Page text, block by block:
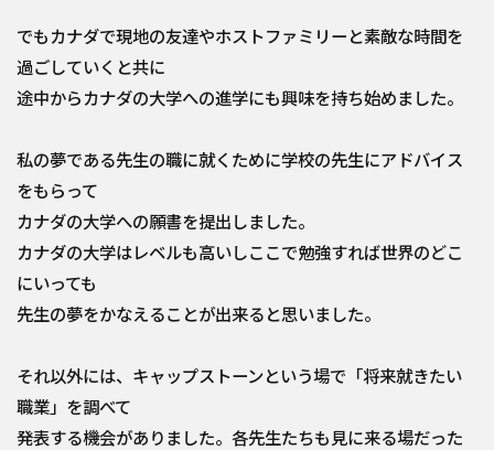
でもカナダで現地の友達やホストファミリーと素敵な時間を
過ごしていくと共に
途中からカナダの大学への進学にも興味を持ち始めました。
私の夢である先生の職に就くために学校の先生にアドバイス
をもらって
カナダの大学への願書を提出しました。
カナダの大学はレベルも高いしここで勉強すれば世界のどこ
にいっても
先生の夢をかなえることが出来ると思いました。
それ以外には、キャップストーンという場で「将来就きたい
職業」を調べて
発表する機会がありました。各先生たちも見に来る場だった